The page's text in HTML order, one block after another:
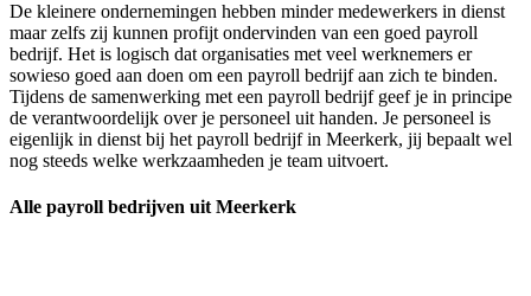
De kleinere ondernemingen hebben minder medewerkers in dienst
maar zelfs zij kunnen profijt ondervinden van een goed payroll
bedrijf. Het is logisch dat organisaties met veel werknemers er
sowieso goed aan doen om een payroll bedrijf aan zich te binden.
Tijdens de samenwerking met een payroll bedrijf geef je in principe
de verantwoordelijk over je personeel uit handen. Je personeel is
eigenlijk in dienst bij het payroll bedrijf in Meerkerk, jij bepaalt wel
nog steeds welke werkzaamheden je team uitvoert.
Alle payroll bedrijven uit Meerkerk